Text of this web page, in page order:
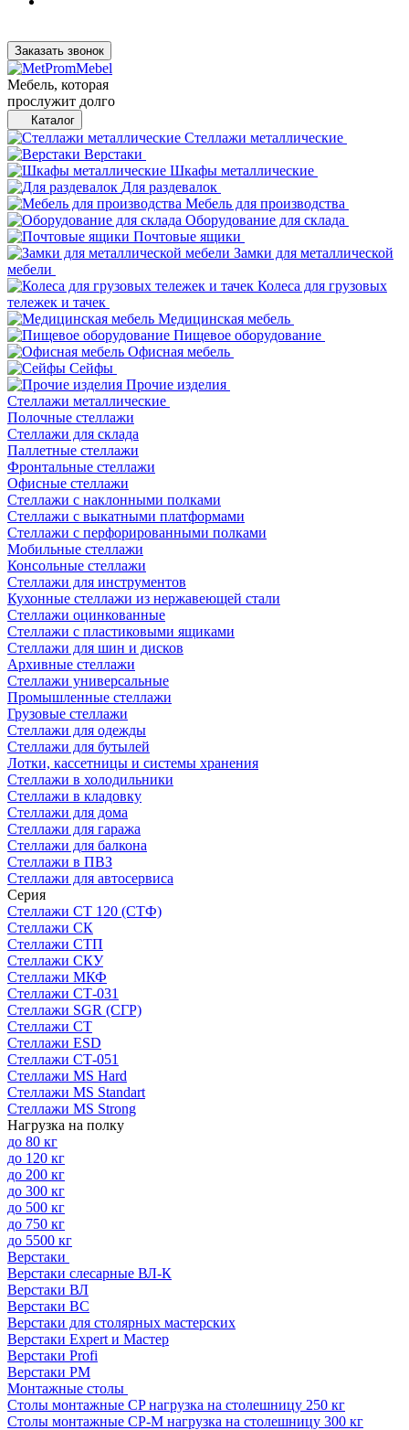
Заказать звонок
Мебель, которая
прослужит долго
Каталог
Стеллажи металлические
Верстаки
Шкафы металлические
Для раздевалок
Мебель для производства
Оборудование для склада
Почтовые ящики
Замки для металлической
мебели
Колеса для грузовых
тележек и тачек
Медицинская мебель
Пищевое оборудование
Офисная мебель
Сейфы
Прочие изделия
Стеллажи металлические
Полочные стеллажи
Стеллажи для склада
Паллетные стеллажи
Фронтальные стеллажи
Офисные стеллажи
Стеллажи с наклонными полками
Стеллажи с выкатными платформами
Стеллажи с перфорированными полками
Мобильные стеллажи
Консольные стеллажи
Стеллажи для инструментов
Кухонные стеллажи из нержавеющей стали
Стеллажи оцинкованные
Стеллажи с пластиковыми ящиками
Стеллажи для шин и дисков
Архивные стеллажи
Стеллажи универсальные
Промышленные стеллажи
Грузовые стеллажи
Стеллажи для одежды
Стеллажи для бутылей
Лотки, кассетницы и системы хранения
Стеллажи в холодильники
Стеллажи в кладовку
Стеллажи для дома
Стеллажи для гаража
Стеллажи для балкона
Стеллажи в ПВЗ
Стеллажи для автосервиса
Серия
Стеллажи СТ 120 (СТФ)
Стеллажи СК
Стеллажи СТП
Стеллажи СКУ
Стеллажи МКФ
Стеллажи СТ-031
Стеллажи SGR (СГР)
Стеллажи СТ
Стеллажи ESD
Стеллажи СТ-051
Стеллажи MS Hard
Стеллажи MS Standart
Стеллажи MS Strong
Нагрузка на полку
до 80 кг
до 120 кг
до 200 кг
до 300 кг
до 500 кг
до 750 кг
до 5500 кг
Верстаки
Верстаки слесарные ВЛ-К
Верстаки ВЛ
Верстаки ВС
Верстаки для столярных мастерских
Верстаки Expert и Мастер
Верстаки Profi
Верстаки РМ
Монтажные столы
Столы монтажные СP нагрузка на столешницу 250 кг
Столы монтажные СР-М нагрузка на столешницу 300 кг